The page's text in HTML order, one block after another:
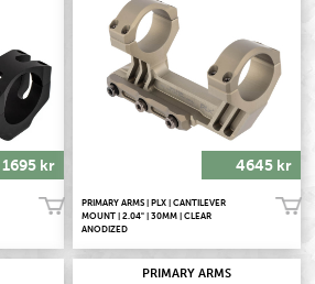
1695 kr
Köp!
4645 kr
PRIMARY ARMS | PLX | CANTILEVER
MOUNT | 2.04" | 30MM | CLEAR
ANODIZED
Köp!
PRIMARY ARMS